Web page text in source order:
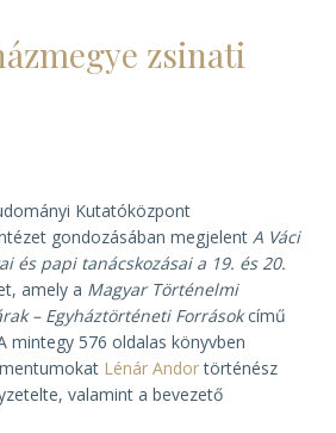
zsinati
Kutatóközpont
gondozásában megjelent A Váci
és papi tanácskozásai a 19. és 20.
amely a Magyar Történelmi
– Egyháztörténeti Forrásokcímű
mintegy 576 oldalas könyvben
Lénár Andortörténész
valamint a bevezető